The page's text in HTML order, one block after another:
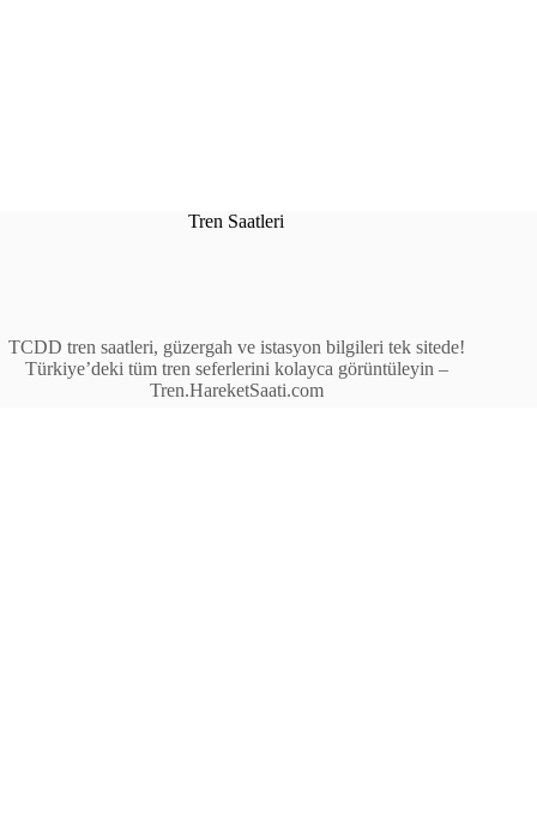
Tren Saatleri
TCDD tren saatleri, güzergah ve istasyon bilgileri tek sitede!
Türkiye’deki tüm tren seferlerini kolayca görüntüleyin –
Tren.HareketSaati.com